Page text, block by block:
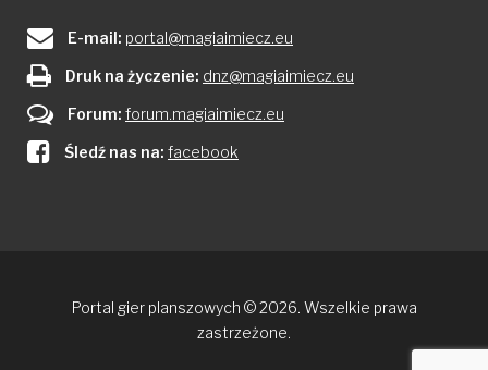
E-mail: portal@magiaimiecz.eu
Druk na życzenie: dnz@magiaimiecz.eu
Forum: forum.magiaimiecz.eu
Śledź nas na: facebook
Portal gier planszowych © 2026. Wszelkie prawa
zastrzeżone.